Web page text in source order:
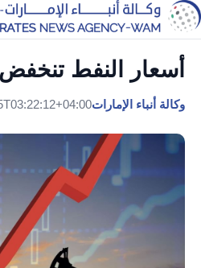
أسعار النفط تنخفض
وكالة أنباء الإمارات